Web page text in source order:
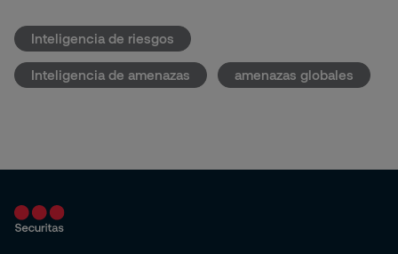
Inteligencia de riesgos
Inteligencia de amenazas amenazas globales